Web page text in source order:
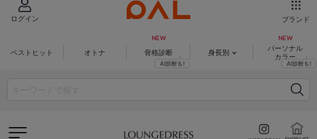
ログイン ブランド
ベストヒット オトナ 骨格診断 身長別
パーソナル
カラー